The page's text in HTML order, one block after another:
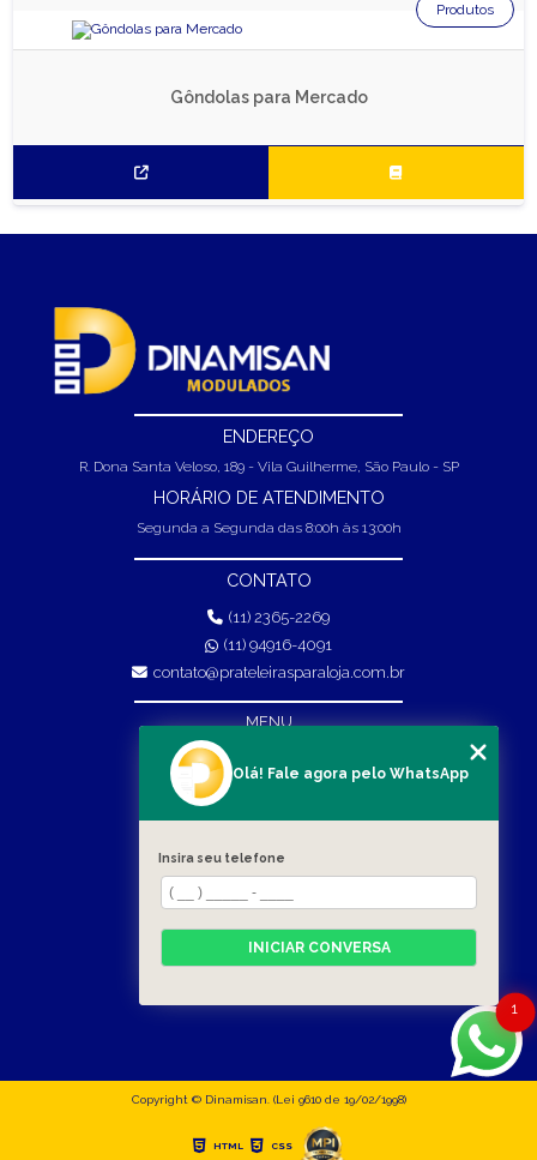
Gôndolas para Mercado
Produtos
ENDEREÇO
R. Dona Santa Veloso, 189 - Vila Guilherme, São Paulo - SP
HORÁRIO DE ATENDIMENTO
Segunda a Segunda das 8:00h às 13:00h
CONTATO
(11) 2365-2269
(11) 94916-4091
contato@prateleirasparaloja.com.br
MENU
BLOG
CONTATO
CATEGORIAS
Copyright © Dinamisan. (Lei 9610 de 19/02/1998)
HTML CSS
1
Olá! Fale agora pelo WhatsApp
Insira seu telefone
INICIAR CONVERSA